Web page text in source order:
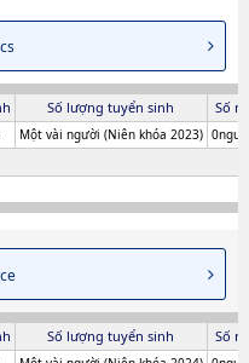
Số lượng tuyển sinh Số
Một vài người (Niên khóa 2023)
Số lượng tuyển sinh Số